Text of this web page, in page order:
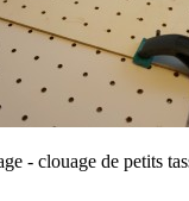
- clouage de petits